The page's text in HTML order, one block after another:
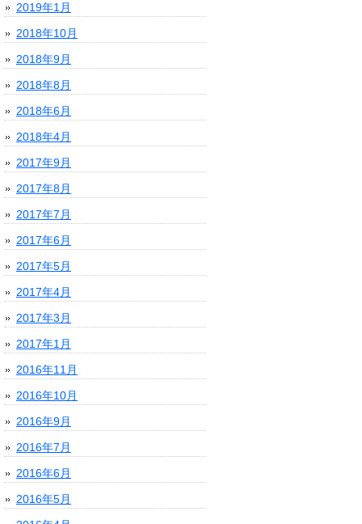
2019年1月
2018年10月
2018年9月
2018年8月
2018年6月
2018年4月
2017年9月
2017年8月
2017年7月
2017年6月
2017年5月
2017年4月
2017年3月
2017年1月
2016年11月
2016年10月
2016年9月
2016年7月
2016年6月
2016年5月